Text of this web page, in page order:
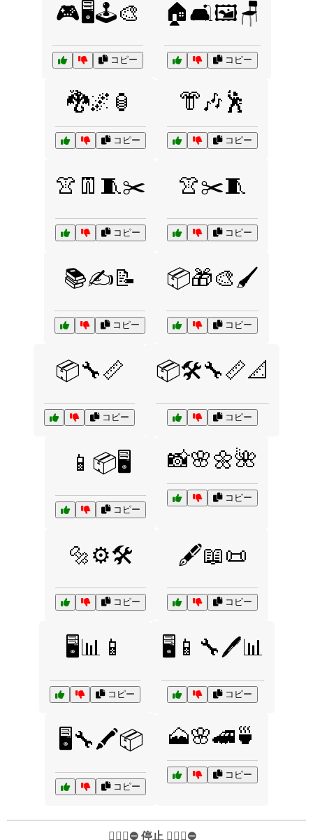
🎮🖥️🕹️🎨
コピー
🏠🛋️🖼️🪑
コピー
🐉🌌🏮
コピー
👘🎶🕺
コピー
👚👖🧵✂️
コピー
👚✂️🧵
コピー
📚✍️📝
コピー
📦🎁🎨🖌️
コピー
📦🔧📏
コピー
📦🛠️🔧📏📐
コピー
📱📦🖥️
コピー
📸🌸🌼🌺
コピー
🔩⚙️🛠️
コピー
🖋️📖📜
コピー
🖥️📊📱
コピー
🖥️📱🔧🖊️📊
コピー
🖥️🔧🖍️📦
コピー
🗻🌸🚄🍵
コピー
✋🏻🛑⛔️ 停止 ✋🏻🛑⛔️